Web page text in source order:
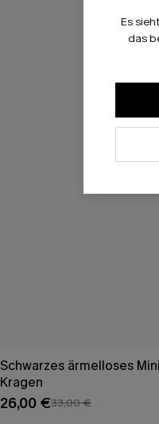
Schwarzes ärmelloses
Kragen
26,00 €33,00 €
Es
das